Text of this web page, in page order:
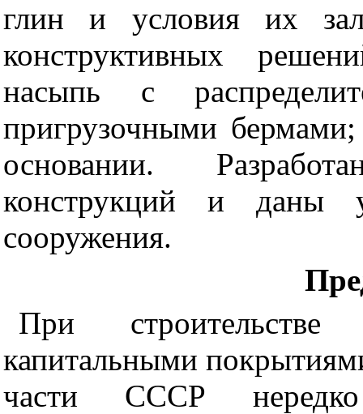
глин и условия их
конструктивных
насыпь с
пригрузочными
основании.
конструкций и даны
сооружения.
При
капитальными
части СССР нередко